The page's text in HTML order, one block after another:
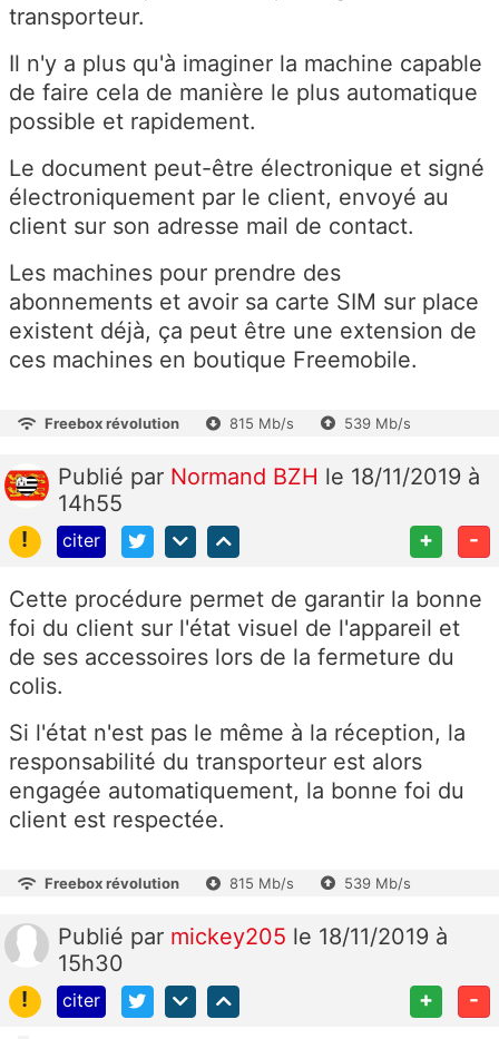
transporteur.
Il n'y a plus qu'à imaginer la machine capable
de faire cela de manière le plus automatique
possible et rapidement.
Le document peut-être électronique et signé
électroniquement par le client, envoyé au
client sur son adresse mail de contact.
Les machines pour prendre des
abonnements et avoir sa carte SIM sur place
existent déjà, ça peut être une extension de
ces machines en boutique Freemobile.
Freebox révolution 815 Mb/s 539 Mb/s
Publié par Normand BZH le 18/11/2019 à
14h55
!
citer + -
Cette procédure permet de garantir la bonne
foi du client sur l'état visuel de l'appareil et
de ses accessoires lors de la fermeture du
colis.
Si l'état n'est pas le même à la réception, la
responsabilité du transporteur est alors
engagée automatiquement, la bonne foi du
client est respectée.
Freebox révolution 815 Mb/s 539 Mb/s
Publié par mickey205 le 18/11/2019 à
15h30
!
citer + -